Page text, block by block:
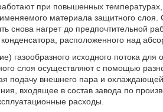
при повышенных
материала защитного
снова нагрет до предпочтительной
расположенного над
газообразного исходного потока для
слоя осуществляют с помощью
подачу внешнего пара и
входящее в состав завода по
расходы.